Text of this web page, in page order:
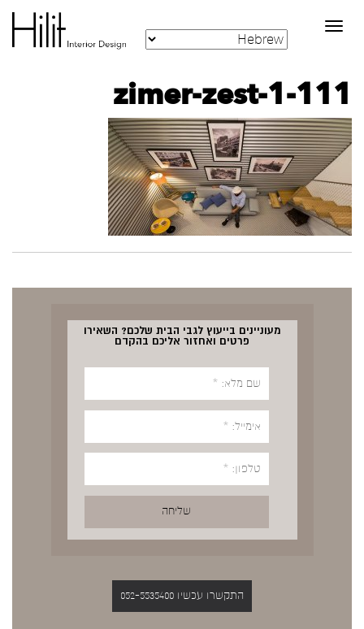
Toggle
navigation
zimer-zest-1-111
מעוניינים בייעוץ לגבי הבית שלכם? השאירו
פרטים ואחזור אליכם בהקדם
התקשרו עכשיו 052-5535400